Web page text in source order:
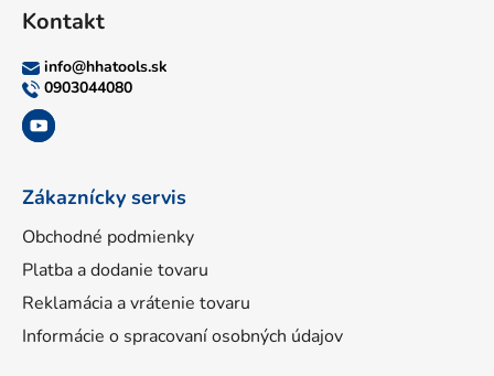
Kontakt
info@hhatools.sk
0903044080
Zákaznícky servis
Obchodné podmienky
Platba a dodanie tovaru
Reklamácia a vrátenie tovaru
Informácie o spracovaní osobných údajov